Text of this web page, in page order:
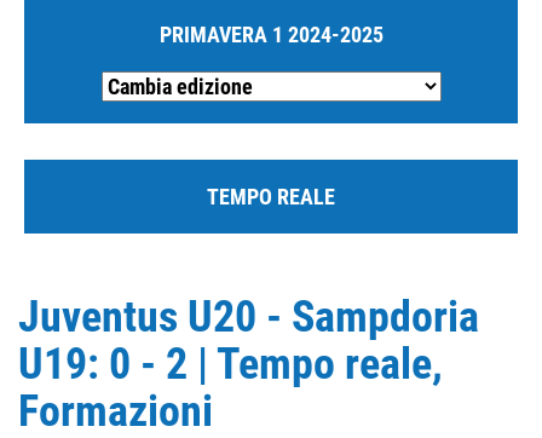
PRIMAVERA 1 2024-2025
TEMPO REALE
Juventus U20 - Sampdoria
U19: 0 - 2 | Tempo reale,
Formazioni